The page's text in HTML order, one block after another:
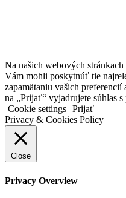
Na našich webových
Vám mohli poskytnúť tie
zapamätaniu vašich
na „Prijať“ vyjadrujete súhlas
Cookie settings Prijať
Privacy & Cookies Policy
Close
Privacy Overview